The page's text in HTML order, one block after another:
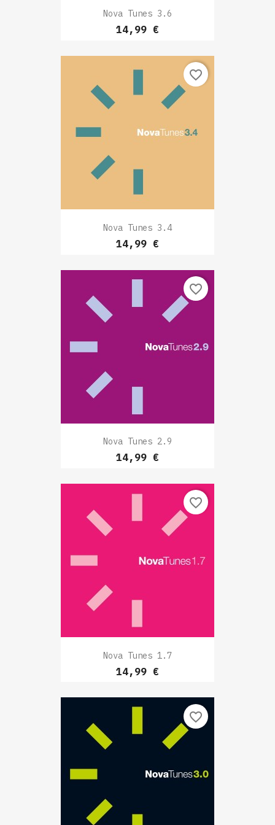
Nova Tunes 3.6
Prix
14,99 €
Nova Tunes 3.4
Prix
14,99 €
favorite_border
Nova Tunes 2.9
Prix
14,99 €
favorite_border
Nova Tunes 1.7
Prix
14,99 €
favorite_border
favorite_border